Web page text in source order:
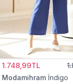
1.748,99TL
Modamihram İndigo